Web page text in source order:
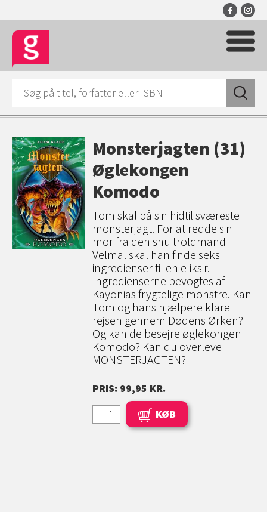
Monsterjagten (31)
Øglekongen
Komodo
Tom skal på sin hidtil sværeste
monsterjagt. For at redde sin
mor fra den snu troldmand
Velmal skal han finde seks
ingredienser til en eliksir.
Ingredienserne bevogtes af
Kayonias frygtelige monstre. Kan
Tom og hans hjælpere klare
rejsen gennem Dødens Ørken?
Og kan de besejre øglekongen
Komodo? Kan du overleve
MONSTERJAGTEN?
PRIS: 99,95 KR.
KØB